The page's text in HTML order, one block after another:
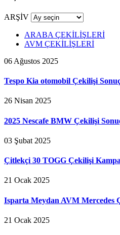
ARŞİV
ARABA ÇEKİLİŞLERİ
AVM ÇEKİLİŞLERİ
06 Ağustos 2025
Tespo Kia otomobil Çekilişi
26 Nisan 2025
2025 Nescafe BMW Çekilişi
03 Şubat 2025
Çitlekçi 30 TOGG Çekilişi
21 Ocak 2025
Isparta Meydan AVM Mercedes
21 Ocak 2025